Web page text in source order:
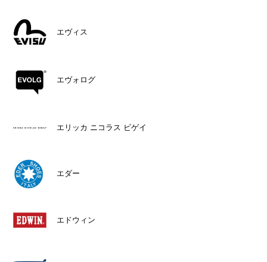
エヴィス
エヴォログ
エリッカ ニコラス ビゲイ
エダー
エドウィン